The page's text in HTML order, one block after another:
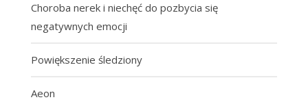
Choroba nerek i niechęć do pozbycia się
negatywnych emocji
Powiększenie śledziony
Aeon